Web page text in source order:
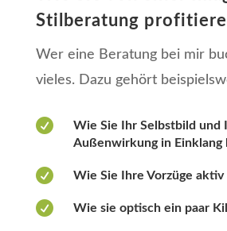
Stilberatung
Wer eine Beratung bei mir
vieles. Dazu gehört

Wie Sie Ihr Selbstbild und
Außenwirkung in Einklang
 Wie Sie Ihre Vorzüge
 Wie sie optisch ein paar